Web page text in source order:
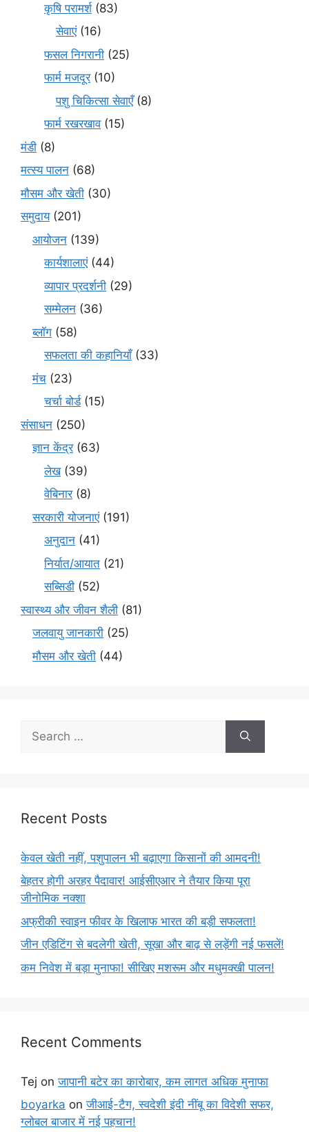
कृषि परामर्श(83)
सेवाएं(16)
फसल निगरानी (25)
फार्म मजदूर(10)
पशु चिकित्सा सेवाएँ(8)
फार्म रखरखाव(15)
मंडी (8)
मत्स्य पालन (68)
मौसम और खेती (30)
समुदाय(201)
आयोजन (139)
कार्यशालाएं(44)
व्यापार प्रदर्शनी (29)
सम्मेलन (36)
ब्लॉग (58)
सफलता की कहानियाँ(33)
मंच (23)
चर्चा बोर्ड(15)
संसाधन (250)
ज्ञान केंद्र(63)
लेख(39)
वेबिनार(8)
सरकारी योजनाएं(191)
अनुदान (41)
निर्यात/आयात (21)
सब्सिडी (52)
स्वास्थ्य और जीवन शैली (81)
जलवायु जानकारी (25)
मौसम और खेती (44)
Recent Posts
केवल खेती नहीं, पशुपालन भी बढ़ाएगा किसानों की आमदनी!
बेहतर होगी अरहर पैदावार! आईसीएआर ने तैयार किया पूरा
जीनोमिक नक्शा
अफ्रीकी स्वाइन फीवर के खिलाफ भारत की बड़ी सफलता!
जीन एडिटिंग से बदलेगी खेती, सूखा और बाढ़ से लड़ेंगी नई फसलें!
कम निवेश में बड़ा मुनाफा! सीखिए मशरूम और मधुमक्खी पालन!
Recent Comments
Tej onजापानी बटेर का कारोबार, कम लागत अधिक मुनाफा
boyarka onजीआई-टैग, स्वदेशी इंदी नींबू का विदेशी सफर,
ग्लोबल बाजार में नई पहचान!